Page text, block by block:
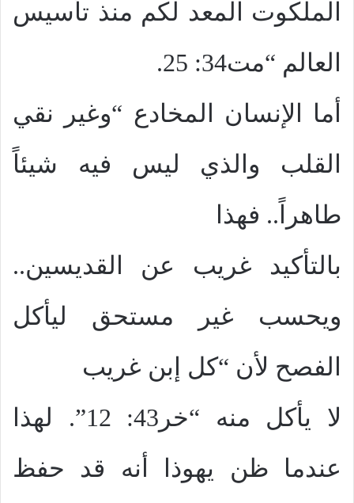
الملكوت المعد لكم منذ تأسيس
العالم “مت34: 25.
أما الإنسان المخادع “وغير نقي
القلب والذي ليس فيه شيئاً
طاهراً.. فهذا
بالتأكيد غريب عن القديسين..
ويحسب غير مستحق ليأكل
الفصح لأن “كل إبن غريب
لا يأكل منه “خر43: 12”. لهذا
عندما ظن يهوذا أنه قد حفظ